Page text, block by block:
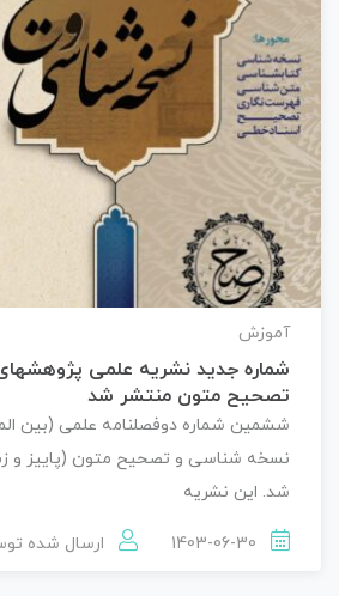
آموزش
شماره جدید نشریه علمی
تصحیح متون منتشر شد
ششمین شماره دوفصلنامه علمی (بین
شد. این نشریه
ارسال شده